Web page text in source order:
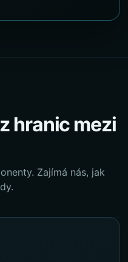
hranic mezi
Zajímá nás, jak